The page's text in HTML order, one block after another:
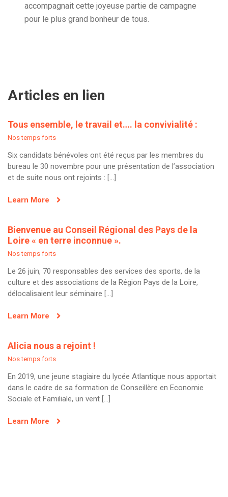
accompagnait cette joyeuse partie de campagne
pour le plus grand bonheur de tous.
Articles en lien
Tous ensemble, le travail et…. la convivialité :
Nos temps forts
Six candidats bénévoles ont été reçus par les membres du
bureau le 30 novembre pour une présentation de l’association
et de suite nous ont rejoints : […]
Learn More
Bienvenue au Conseil Régional des Pays de la
Loire « en terre inconnue ».
Nos temps forts
Le 26 juin, 70 responsables des services des sports, de la
culture et des associations de la Région Pays de la Loire,
délocalisaient leur séminaire […]
Learn More
Alicia nous a rejoint !
Nos temps forts
En 2019, une jeune stagiaire du lycée Atlantique nous apportait
dans le cadre de sa formation de Conseillère en Economie
Sociale et Familiale, un vent […]
Learn More